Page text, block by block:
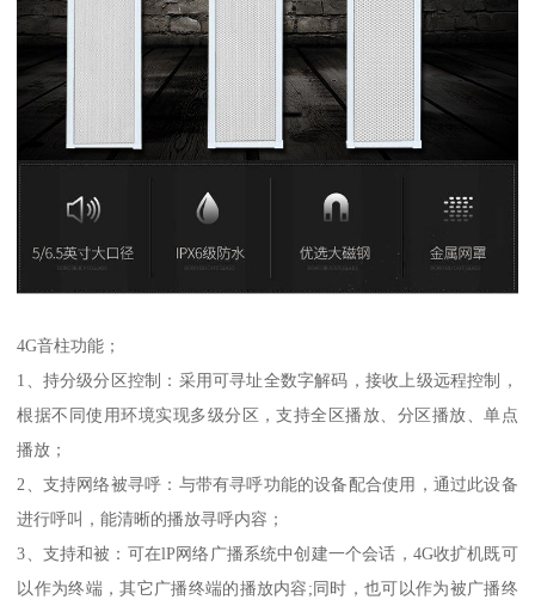
4G音柱功能；
1、持分级分区控制：采用可寻址全数字解码，接收上级远程控制，
根据不同使用环境实现多级分区，支持全区播放、分区播放、单点
播放；
2、支持网络被寻呼：与带有寻呼功能的设备配合使用，通过此设备
进行呼叫，能清晰的播放寻呼内容；
3、支持和被：可在lP网络广播系统中创建一个会话，4G收扩机既可
以作为终端，其它广播终端的播放内容;同时，也可以作为被广播终